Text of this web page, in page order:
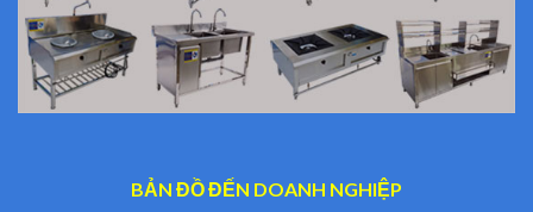
BẢN ĐỒ ĐẾN DOANH NGHIỆP